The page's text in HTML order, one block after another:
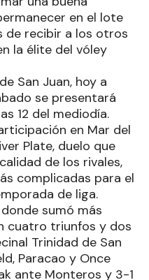
en el lote
de recibir a los otros
la élite del vóley
San Juan, hoy a
se presentará
12 del mediodía.
en Mar del
Plate, duelo que
de los rivales,
complicadas para el
de liga.
sumó más
cuatro triunfos y dos
Trinidad de San
Paracao y Once
ante Monteros y 3-1